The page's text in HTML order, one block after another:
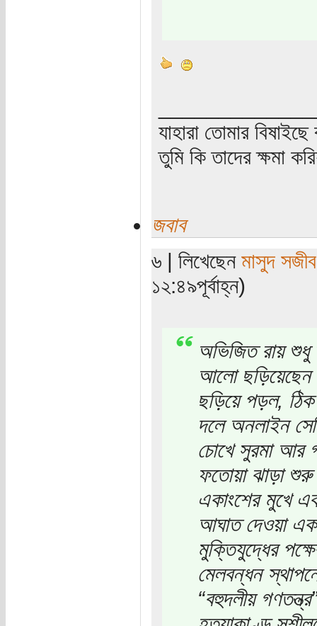
যাহারা তোমার
তুমি কি তাদের ক্ষমা
জবাব
৬ | লিখেছেন মাসুদ সজীব
১২:৪৯পূর্বাহ্ন)
অভিজিত রায় শুধু
আলো
ছড়িয়ে পড়ল,
দলে অনলাইন
চোখে সুরমা আর
ফতোয়া ঝাড়া
একাংশের মুখে
আঘাত দেওয়া
মুক্তিযুদ্ধের
মেলবন্ধন
“বহুদলীয়